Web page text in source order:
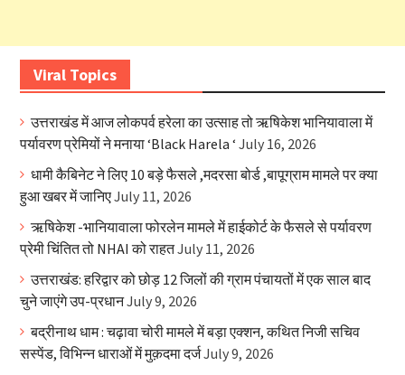
Viral Topics
उत्तराखंड में आज लोकपर्व हरेला का उत्साह तो ऋषिकेश भानियावाला में
पर्यावरण प्रेमियों ने मनाया ‘Black Harela ‘ July 16, 2026
धामी कैबिनेट ने लिए 10 बड़े फैसले ,मदरसा बोर्ड ,बापूग्राम मामले पर क्या
हुआ खबर में जानिएJuly 11, 2026
ऋषिकेश -भानियावाला फोरलेन मामले में हाईकोर्ट के फैसले से पर्यावरण
प्रेमी चिंतित तो NHAI को राहतJuly 11, 2026
उत्तराखंड: हरिद्वार को छोड़ 12 जिलों की ग्राम पंचायतों में एक साल बाद
चुने जाएंगे उप-प्रधानJuly 9, 2026
बद्रीनाथ धाम : चढ़ावा चोरी मामले में बड़ा एक्शन, कथित निजी सचिव
सस्पेंड, विभिन्न धाराओं में मुक़दमा दर्जJuly 9, 2026